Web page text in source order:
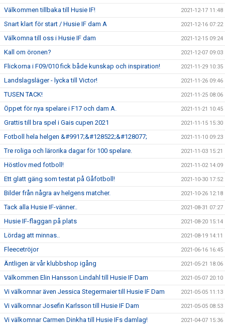
Välkommen tillbaka till Husie IF! 2021-12-17 11:48
Snart klart för start / Husie IF dam A 2021-12-16 07:22
Välkomna till oss i Husie IF dam 2021-12-15 09:24
Kall om öronen? 2021-12-07 09:03
Flickorna i F09/010 fick både kunskap och inspiration! 2021-11-29 10:35
Landslagsläger - lycka till Victor! 2021-11-26 09:46
TUSEN TACK! 2021-11-25 08:06
Öppet för nya spelare i F17 och dam A. 2021-11-21 10:45
Grattis till bra spel i Gais cupen 2021 2021-11-15 15:30
Fotboll hela helgen &#9917;&#128522;&#128077; 2021-11-10 09:23
Tre roliga och lärorika dagar för 100 spelare. 2021-11-03 15:21
Höstlov med fotboll! 2021-11-02 14:09
Ett glatt gäng som testat på Gåfotboll! 2021-10-30 17:52
Bilder från några av helgens matcher. 2021-10-26 12:18
Tack alla Husie IF-vänner.. 2021-08-31 07:27
Husie IF-flaggan på plats 2021-08-20 15:14
Lördag att minnas.. 2021-08-19 14:11
Fleecetröjor 2021-06-16 16:45
Äntligen är vår klubbshop igång 2021-05-21 18:06
Välkommen Elin Hansson Lindahl till Husie IF Dam 2021-05-07 20:10
Vi välkomnar även Jessica Stegermaier till Husie IF Dam 2021-05-05 11:13
Vi välkomnar Josefin Karlsson till Husie IF Dam 2021-05-05 08:53
Vi välkomnar Carmen Dinkha till Husie IFs damlag! 2021-04-07 15:36